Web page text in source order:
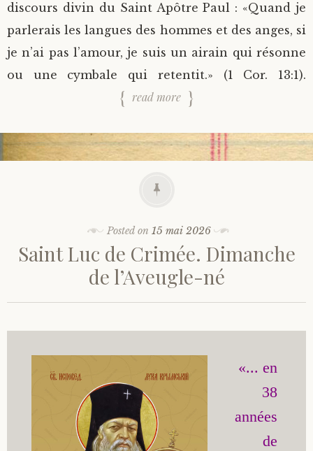
discours divin du Saint Apôtre Paul : «Quand je
parlerais les langues des hommes et des anges, si
je n’ai pas l’amour, je suis un airain qui résonne
ou une cymbale qui retentit.» (1 Cor. 13:1).
read more
Posted on 15 mai 2026
Saint Luc de Crimée. Dimanche
de l’Aveugle-né
«... en
38
années
de